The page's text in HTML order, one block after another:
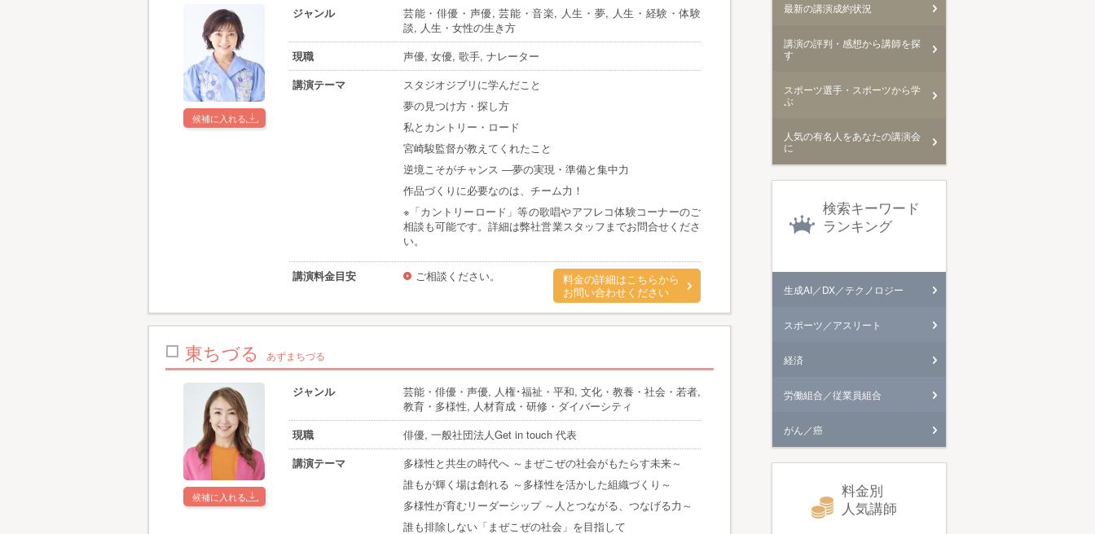
候補に入れる
ジャンル
芸能・俳優・声優, 芸能・音楽, 人生・夢, 人生・経験・体験
談, 人生・女性の生き方
現職
声優, 女優, 歌手, ナレーター
講演テーマ
スタジオジブリに学んだこと
夢の見つけ方・探し方
私とカントリー・ロード
宮崎駿監督が教えてくれたこと
逆境こそがチャンス ―夢の実現・準備と集中力
作品づくりに必要なのは、チーム力！
※「カントリーロード」等の歌唱やアフレコ体験コーナーのご
相談も可能です。詳細は弊社営業スタッフまでお問合せくださ
い。
講演料金目安 ご相談ください。
料金の詳細はこちらから
お問い合わせください
東ちづる あずまちづる
候補に入れる
ジャンル
芸能・俳優・声優, 人権･福祉・平和, 文化・教養・社会・若者,
教育・多様性, 人材育成・研修・ダイバーシティ
現職
俳優, 一般社団法人Get in touch 代表
講演テーマ
多様性と共生の時代へ ～まぜこぜの社会がもたらす未来～
誰もが輝く場は創れる ～多様性を活かした組織づくり～
多様性が育むリーダーシップ ～人とつながる、つなげる力～
誰も排除しない「まぜこぜの社会」を目指して
最新の講演成約状況
講演の評判・感想から講師を探
す
スポーツ選手・スポーツから学
ぶ
人気の有名人をあなたの講演会
に
検索キーワード
ランキング
生成AI／DX／テクノロジー
スポーツ／アスリート
経済
労働組合／従業員組合
がん／癌
料金別
人気講師